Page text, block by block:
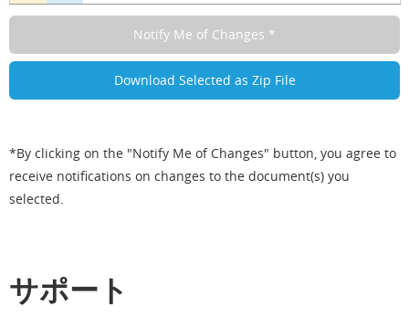
*By clicking on the "Notify Me of Changes" button, you agree to
receive notifications on changes to the document(s) you
selected.
サポート